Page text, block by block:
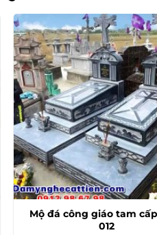
Mộ đá công giáo tam cấp
012